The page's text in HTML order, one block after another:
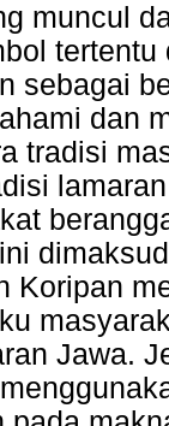
muncul
sebagai
dan
tradisi
Koripan
Jawa.